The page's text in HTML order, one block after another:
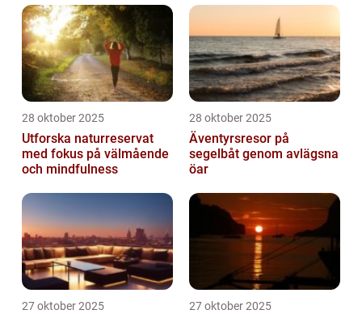
28 oktober 2025
Utforska naturreservat
med fokus på välmående
och mindfulness
28 oktober 2025
Äventyrsresor på
segelbåt genom avlägsna
öar
27 oktober 2025 27 oktober 2025